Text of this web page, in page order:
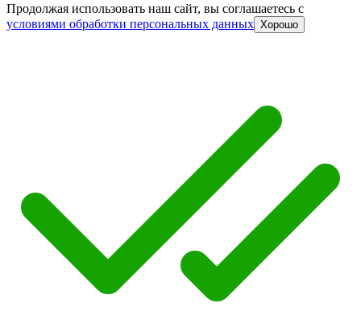
Продолжая использовать наш сайт, вы соглашаетесь c
условиями обработки персональных данных Хорошо